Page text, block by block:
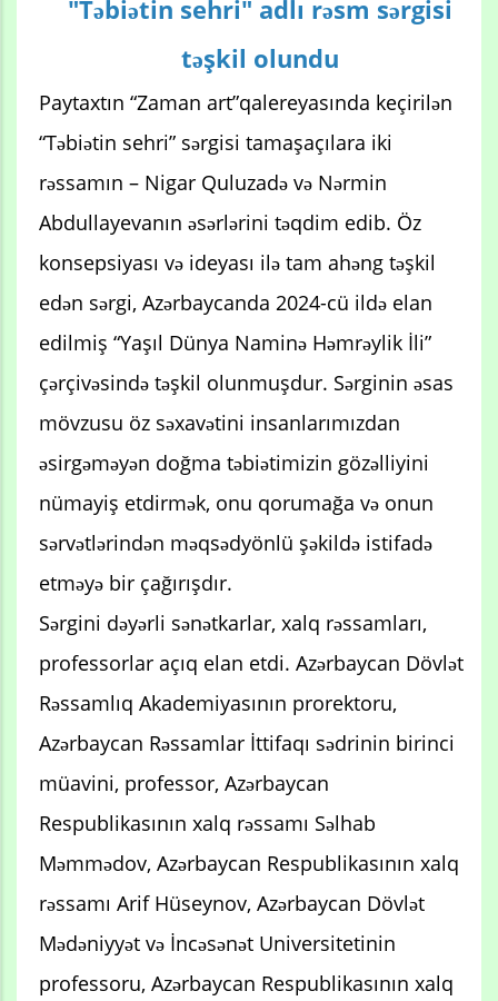
"Təbiətin sehri" adlı rəsm sərgisi
təşkil olundu
Paytaxtın “Zaman art”qalereyasında keçirilən
“Təbiətin sehri” sərgisi tamaşaçılara iki
rəssamın – Nigar Quluzadə və Nərmin
Abdullayevanın əsərlərini təqdim edib. Öz
konsepsiyası və ideyası ilə tam ahəng təşkil
edən sərgi, Azərbaycanda 2024-cü ildə elan
edilmiş “Yaşıl Dünya Naminə Həmrəylik İli”
çərçivəsində təşkil olunmuşdur. Sərginin əsas
mövzusu öz səxavətini insanlarımızdan
əsirgəməyən doğma təbiətimizin gözəlliyini
nümayiş etdirmək, onu qorumağa və onun
sərvətlərindən məqsədyönlü şəkildə istifadə
etməyə bir çağırışdır.
Sərgini dəyərli sənətkarlar, xalq rəssamları,
professorlar açıq elan etdi. Azərbaycan Dövlət
Rəssamlıq Akademiyasının prorektoru,
Azərbaycan Rəssamlar İttifaqı sədrinin birinci
müavini, professor, Azərbaycan
Respublikasının xalq rəssamı Səlhab
Məmmədov, Azərbaycan Respublikasının xalq
rəssamı Arif Hüseynov, Azərbaycan Dövlət
Mədəniyyət və İncəsənət Universitetinin
professoru, Azərbaycan Respublikasının xalq